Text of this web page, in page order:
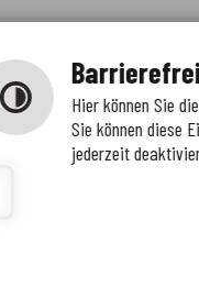
Hier können Sie
Sie können diese
jederzeit